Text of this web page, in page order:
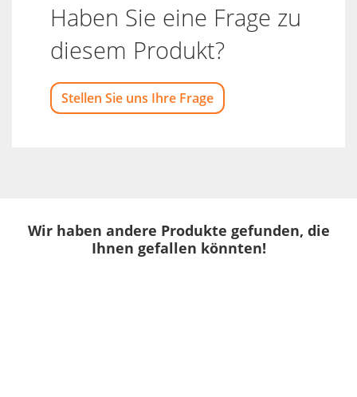
Haben Sie eine Frage zu
diesem Produkt?
Stellen Sie uns Ihre Frage
Wir haben andere Produkte gefunden, die
Ihnen gefallen könnten!